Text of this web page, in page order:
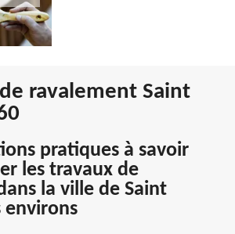
ravalement Saint
pratiques à savoir
les travaux de
la ville de Saint
environs